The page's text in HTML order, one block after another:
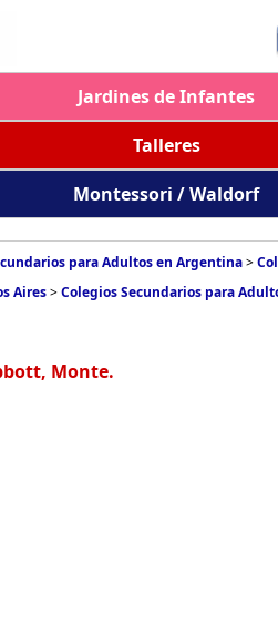
Jardines de Infantes
Talleres
Montessori / Waldorf
para Adultos en Argentina>
Aires>Colegios Secundarios para
Monte.